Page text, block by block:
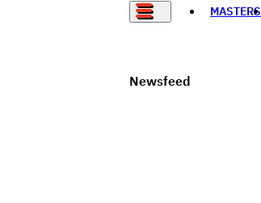
MASTERS
Newsfeed